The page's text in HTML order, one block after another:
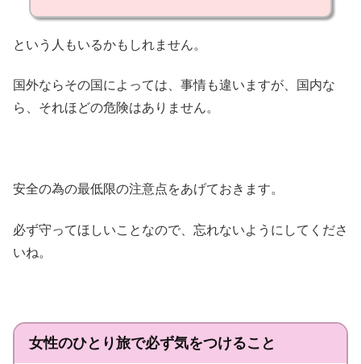
という人もいるかもしれません。
国外ならその国によっては、事情も違いますが、国内な
ら、それほどの危険はありません。
安全の為の最低限の注意点をあげておきます。
必ず守ってほしいことなので、忘れないようにしてくださ
いね。
女性のひとり旅で必ず気をつけること